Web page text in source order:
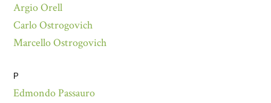
Argio Orell
Carlo Ostrogovich
Marcello Ostrogovich
P
Edmondo Passauro